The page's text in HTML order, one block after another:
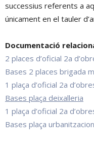
successius referents a
únicament en el tauler
Documentació
2 places d’oficial 2a
Bases 2 places brigada
1 plaça d’oficial 2a
Bases plaça deixalleria
1 plaça d’oficial 2a
Bases plaça